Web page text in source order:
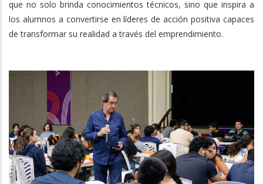
que no solo brinda conocimientos técnicos, sino que inspira a
los alumnos a convertirse en líderes de acción positiva capaces
de transformar su realidad a través del emprendimiento.